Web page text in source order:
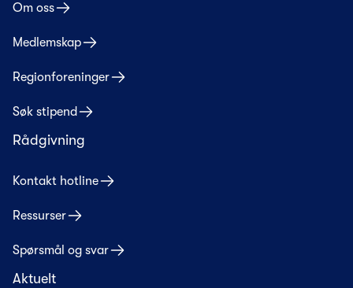
Om oss
Medlemskap
Regionforeninger
Søk stipend
Rådgivning
Kontakt hotline
Ressurser
Spørsmål og svar
Aktuelt